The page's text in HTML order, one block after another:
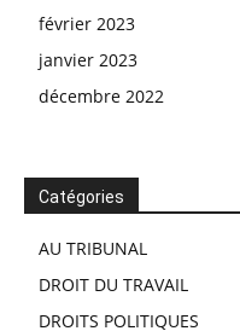
février 2023
janvier 2023
décembre 2022
Catégories
AU TRIBUNAL
DROIT DU TRAVAIL
DROITS POLITIQUES